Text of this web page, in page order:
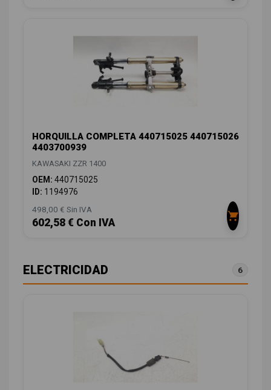
HORQUILLA COMPLETA 440715025 440715026
4403700939
KAWASAKI ZZR 1400
OEM: 440715025
ID: 1194976
498,00 € Sin IVA
602,58 € Con IVA
ELECTRICIDAD 6